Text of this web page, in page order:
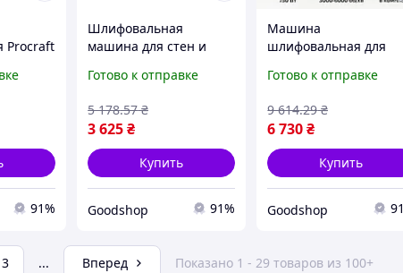
Procraft
91%
Шлифовальная
машина для стен и
EX950EL мощностью
шлифовальным диском
на липучке, для
шлифовки
Готово к отправке
3 625₴
5 178.57 ₴
Купить
Goodshop 91%
Машина
шлифовальная для
EX750 S мощностью
шлифовальным
на липучке, для
шлифовки
Готово к отправке
6 730₴
9 614.29 ₴
Купить
Goodshop
3 ... Вперед Показано 1 - 29 товаров из 100+